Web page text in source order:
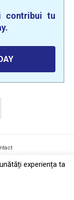
contribui tu
experiența ta